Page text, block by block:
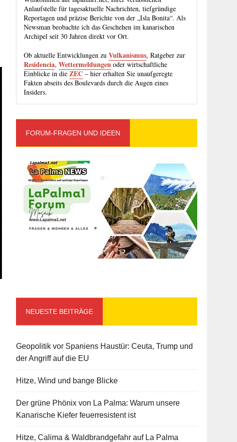
Anlaufstelle für tagesaktuelle Nachrichten, tiefgründige
Reportagen und präzise Berichte von der „Isla Bonita“. Als
Newsman beobachte ich das Geschehen im kanarischen
Archipel seit 30 Jahren direkt vor Ort.
Ob aktuelle Entwicklungen zuVulkanismus, Ratgeber zur
Residencia,Wettermeldungen oder wirtschaftliche
Einblicke in dieZEC – hier erhalten Sie unaufgeregte
Fakten abseits des Boulevards durch die Augen eines
Insiders.
FORUM-FRAGEN UND IDEEN
NEUESTE BEITRÄGE
Geopolitik vor Spaniens Haustür: Ceuta, Trump und
der Angriff auf die EU
Hitze, Wind und bange Blicke
Der grüne Phönix von La Palma: Warum unsere
Kanarische Kiefer feuerresistent ist
Hitze, Calima & Waldbrandgefahr auf La Palma